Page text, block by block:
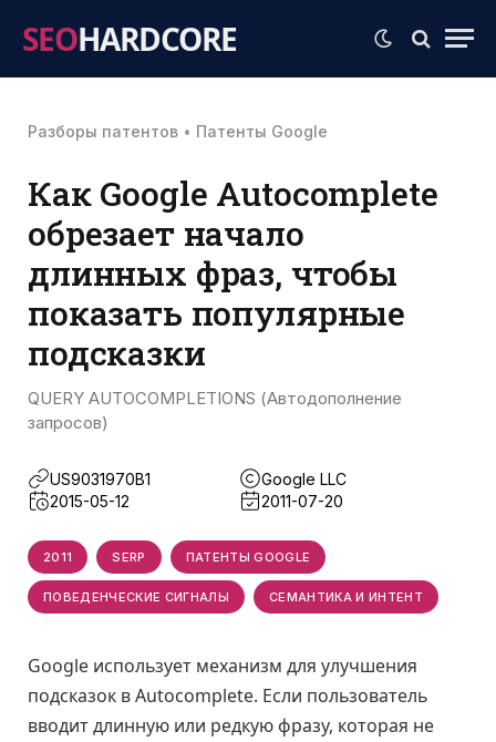
SEOHARDCORE
Разборы патентов • Патенты Google
Как Google Autocomplete
обрезает начало
длинных фраз, чтобы
показать популярные
подсказки
QUERY AUTOCOMPLETIONS (Автодополнение
запросов)
US9031970B1
Google LLC
2015-05-12
2011-07-20
2011 SERP ПАТЕНТЫ GOOGLE
ПОВЕДЕНЧЕСКИЕ СИГНАЛЫ СЕМАНТИКА И ИНТЕНТ
Google использует механизм для улучшения
подсказок в Autocomplete. Если пользователь
вводит длинную или редкую фразу, которая не